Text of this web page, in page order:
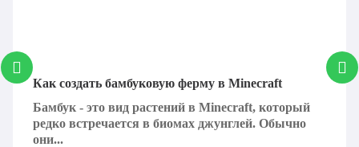
Как создать бамбуковую ферму в Minecraft
Бамбук - это вид растений в Minecraft, который
редко встречается в биомах джунглей. Обычно
они...